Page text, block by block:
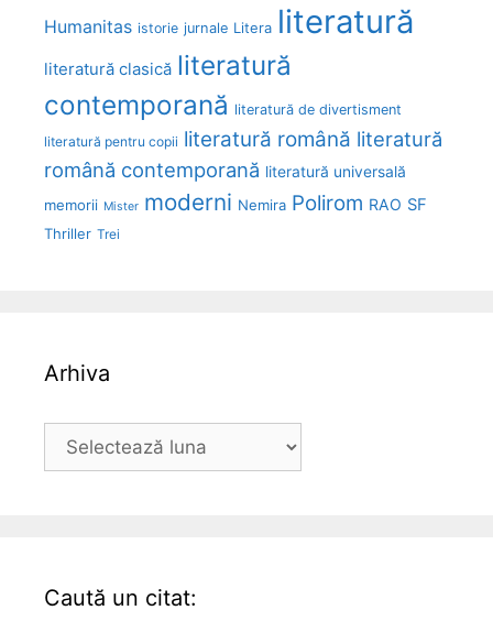
Humanitas istorie jurnale Litera literatură
literatură clasică literatură
contemporană literatură de divertisment
literatură pentru copii literatură română literatură
română contemporană literatură universală
memorii Mister moderni Nemira Polirom RAO SF
Thriller Trei
Arhiva
Arhiva
Caută un citat: